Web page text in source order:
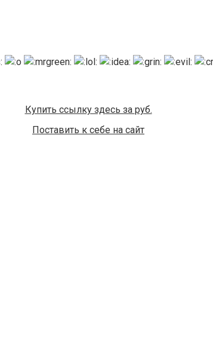
Купить ссылку здесь за руб.
Поставить к себе на сайт